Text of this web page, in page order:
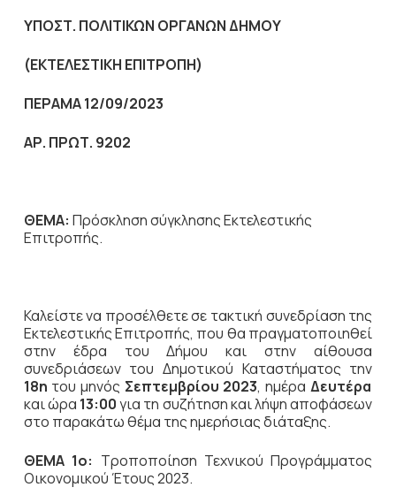
ΥΠΟΣΤ. ΠΟΛΙΤΙΚΩΝ ΟΡΓΑΝΩΝ ΔΗΜΟΥ
(ΕΚΤΕΛΕΣΤΙΚΗ ΕΠΙΤΡΟΠΗ)
ΠΕΡΑΜΑ 12/09/2023
ΑΡ. ΠΡΩΤ. 9202
ΘΕΜΑ: Πρόσκληση σύγκλησης Εκτελεστικής
Επιτροπής.
Καλείστε να προσέλθετε σε τακτική συνεδρίαση της
Εκτελεστικής Επιτροπής, που θα πραγματοποιηθεί
στην έδρα του Δήμου και στην αίθουσα
συνεδριάσεων του Δημοτικού Καταστήματος την
18η του μηνός Σεπτεμβρίου 2023, ημέρα Δευτέρα
και ώρα 13:00για τη συζήτησηκαι λήψη αποφάσεων
στο παρακάτω θέμα της ημερήσιας διάταξης.
ΘΕΜΑ 1ο: Τροποποίηση Τεχνικού Προγράμματος
Οικονομικού Έτους 2023.